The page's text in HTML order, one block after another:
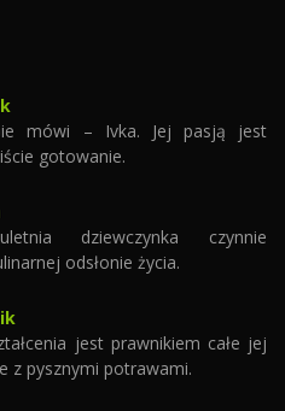
mówi – Ivka. Jej pasją jest
gotowanie.
dziewczynka czynnie
odsłonie życia.
jest prawnikiem całe jej
z pysznymi potrawami.